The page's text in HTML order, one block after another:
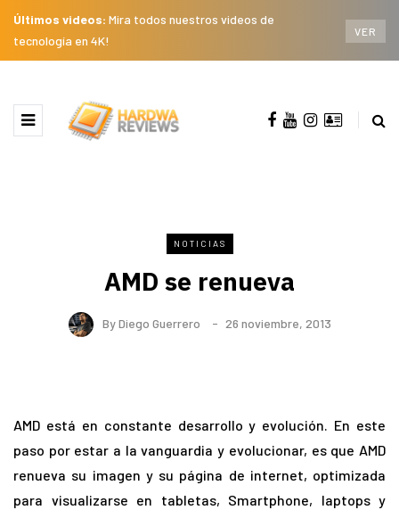
Últimos videos: Mira todos nuestros videos de
tecnología en 4K!
VER
NOTICIAS
AMD se renueva
ByDiego Guerrero 26 noviembre, 2013
AMD está en constante desarrollo y evolución. En este
paso por estar a la vanguardia y evolucionar, es que AMD
renueva su imagen y su página de internet, optimizada
para visualizarse en tabletas, Smartphone, laptops y